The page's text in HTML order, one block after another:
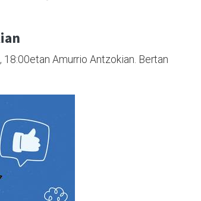
18:00etan Amurrio Antzokian. Bertan